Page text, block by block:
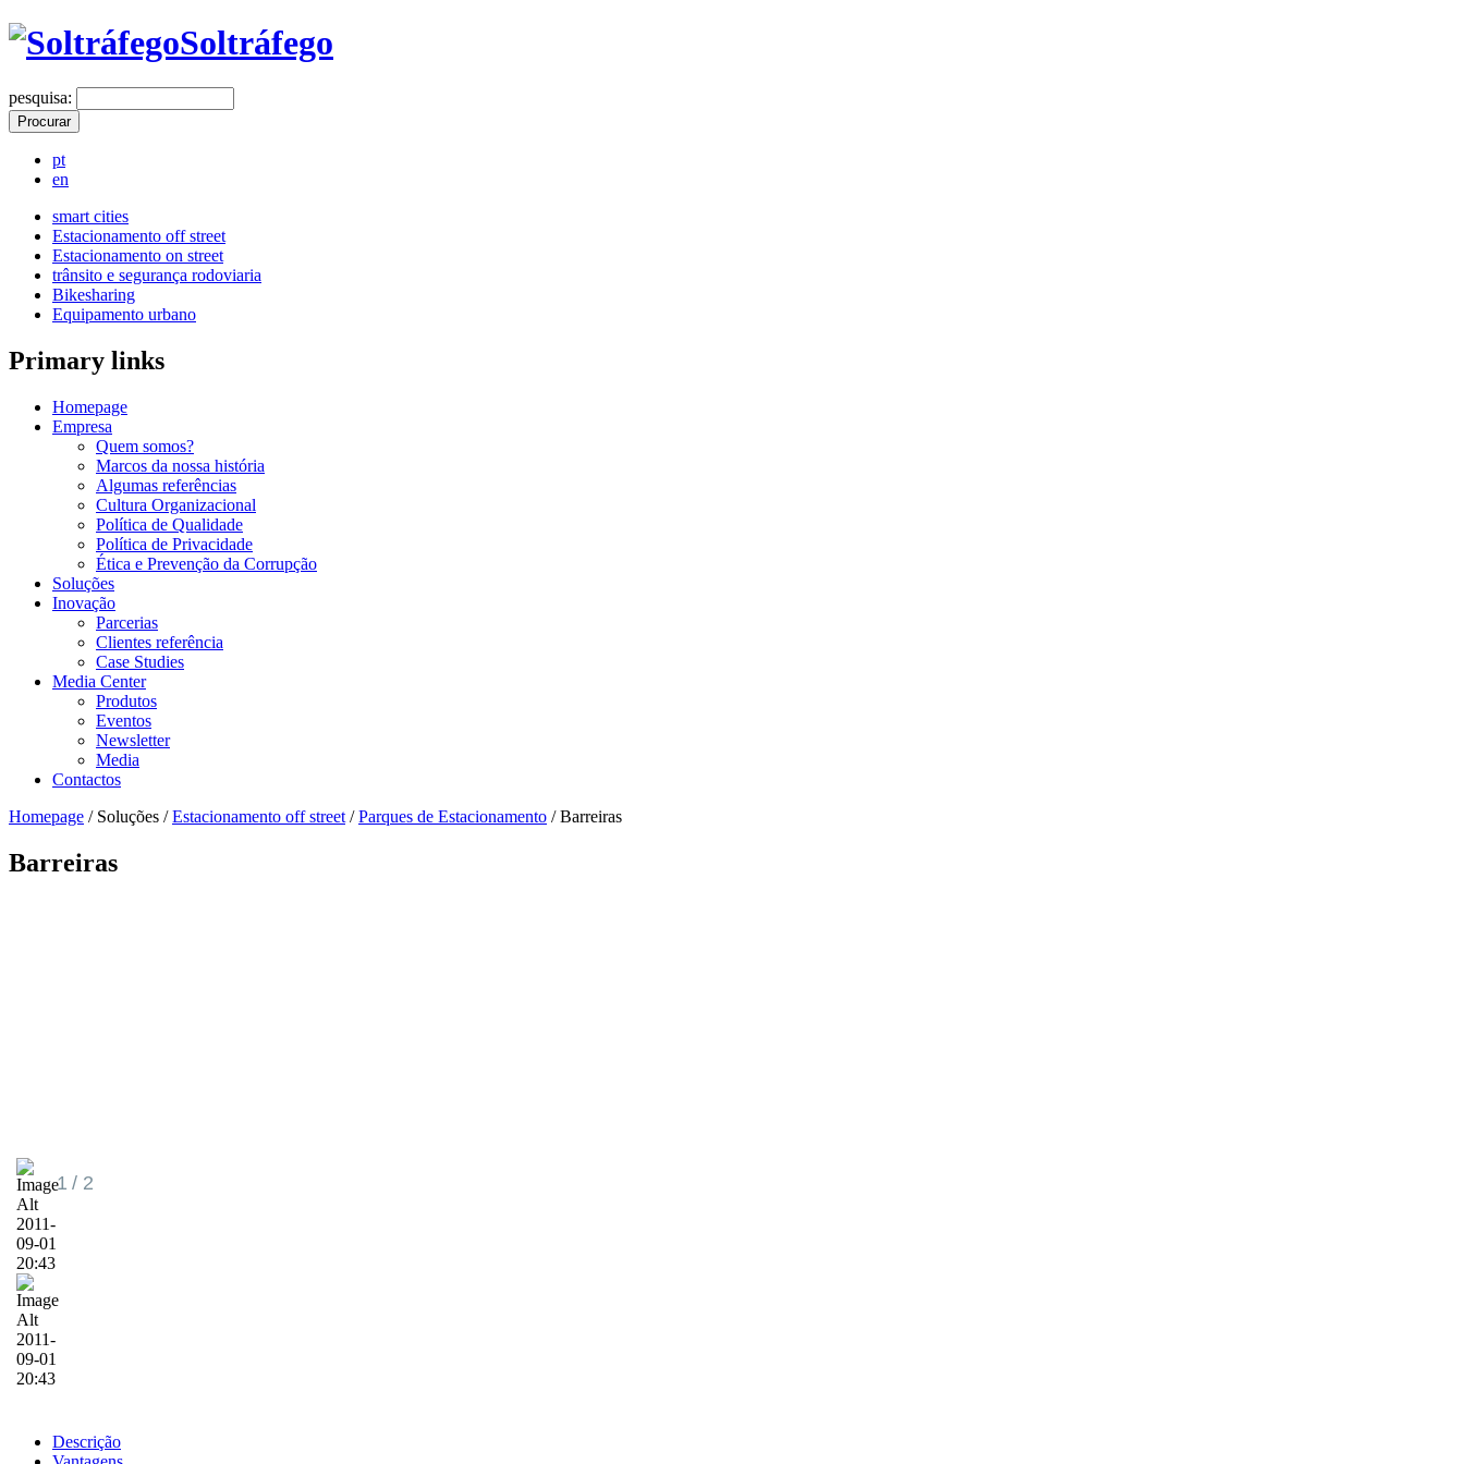
Soltráfego
pesquisa:
pt
en
smart cities
Estacionamento off street
Estacionamento on street
trânsito e segurança rodoviaria
Bikesharing
Equipamento urbano
Primary links
Homepage
Empresa
Quem somos?
Marcos da nossa história
Algumas referências
Cultura Organizacional
Política de Qualidade
Política de Privacidade
Ética e Prevenção da Corrupção
Soluções
Inovação
Parcerias
Clientes referência
Case Studies
Media Center
Produtos
Eventos
Newsletter
Media
Contactos
Homepage / Soluções /Estacionamento off street /Parques de Estacionamento / Barreiras
Barreiras
1 / 2
Descrição